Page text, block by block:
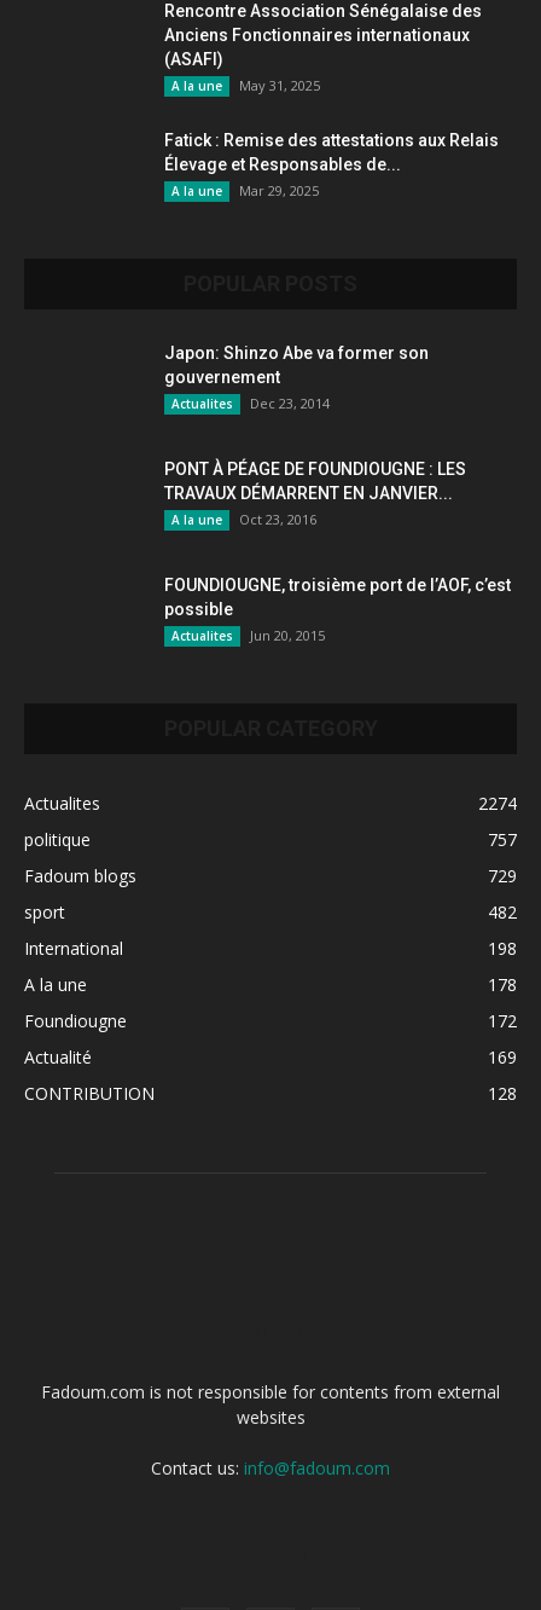
Rencontre Association Sénégalaise des
Anciens Fonctionnaires internationaux
(ASAFI)
A la une May 31, 2025
Fatick : Remise des attestations aux Relais
Élevage et Responsables de...
A la une Mar 29, 2025
Japon: Shinzo Abe va former son
gouvernement
Actualites Dec 23, 2014
PONT À PÉAGE DE FOUNDIOUGNE : LES
TRAVAUX DÉMARRENT EN JANVIER...
A la une Oct 23, 2016
FOUNDIOUGNE, troisième port de l’AOF, c’est
possible
Actualites Jun 20, 2015
Actualites
2274
politique
757
Fadoum blogs
729
sport
482
International
198
A la une
178
Foundiougne
172
Actualité
169
CONTRIBUTION
128
Fadoum.com is not responsible for contents from external
websites
Contact us: info@fadoum.com